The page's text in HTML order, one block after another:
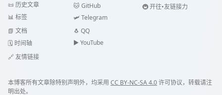
📜 历史文章
📊 标签
📗 文档
🗓️ 时间轴
🔗 友情链接
🐱 GitHub
🛩️ Telegram
🐧 QQ
▶️️ YouTube
🚇 开往•友链接力
本博客所有文章除特别声明外，均采用 CC BY-NC-SA 4.0许可协议，转载请注
明出处。